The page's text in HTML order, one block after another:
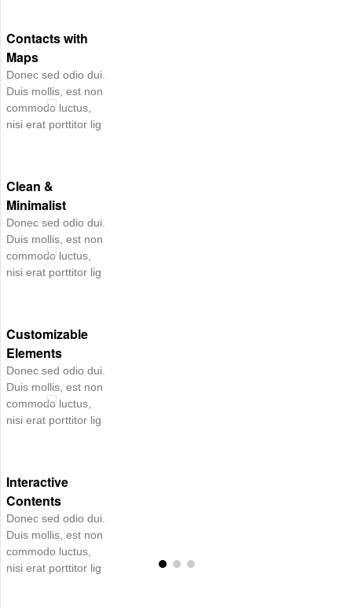
Contacts with
Maps
Donec sed odio dui.
Duis mollis, est non
commodo luctus,
nisi erat porttitor lig
Clean &
Minimalist
Donec sed odio dui.
Duis mollis, est non
commodo luctus,
nisi erat porttitor lig
Customizable
Elements
Donec sed odio dui.
Duis mollis, est non
commodo luctus,
nisi erat porttitor lig
Interactive
Contents
Donec sed odio dui.
Duis mollis, est non
commodo luctus,
nisi erat porttitor lig